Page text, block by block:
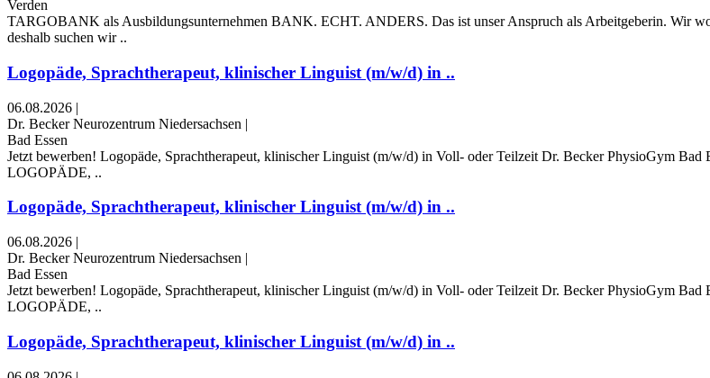
Verden
TARGOBANK als Ausbildungsunternehmen BANK. ECHT. ANDERS. Das ist unser Anspruch als Arbeitgeberin. Wir
deshalb suchen wir ..
Logopäde, Sprachtherapeut, klinischer Linguist (m/w/d) in ..
06.08.2026 |
Dr. Becker Neurozentrum Niedersachsen |
Bad Essen
Jetzt bewerben! Logopäde, Sprachtherapeut, klinischer Linguist (m/w/d) in Voll- oder Teilzeit Dr. Becker PhysioGym
LOGOPÄDE, ..
Logopäde, Sprachtherapeut, klinischer Linguist (m/w/d) in ..
06.08.2026 |
Dr. Becker Neurozentrum Niedersachsen |
Bad Essen
Jetzt bewerben! Logopäde, Sprachtherapeut, klinischer Linguist (m/w/d) in Voll- oder Teilzeit Dr. Becker PhysioGym
LOGOPÄDE, ..
Logopäde, Sprachtherapeut, klinischer Linguist (m/w/d) in ..